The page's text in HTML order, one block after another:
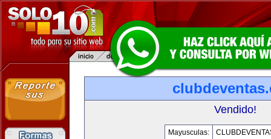
Vendido!
Mayusculas: